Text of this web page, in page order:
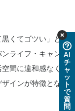
くてゴツい」と
ライフ・キャン
間に違和感なく
インが特徴とな
AI
チ
ャ
ッ
ト
で
質
問